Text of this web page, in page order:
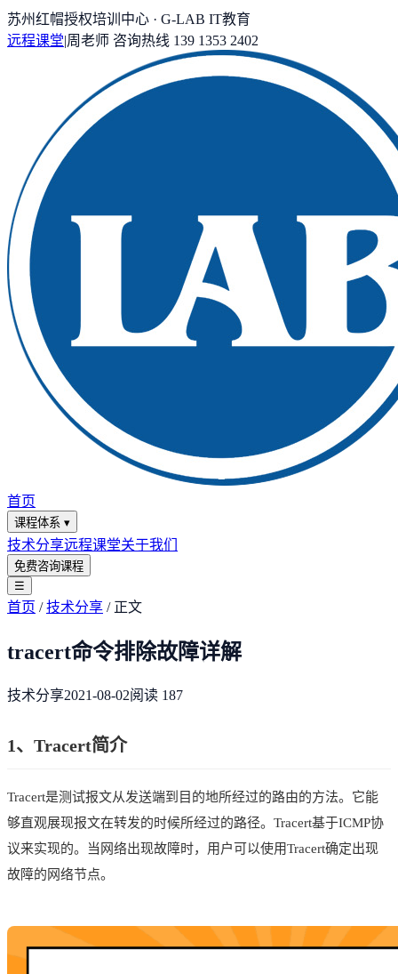
苏州红帽授权培训中心 · G-LAB IT教育
远程课堂|周老师 咨询热线 139 1353 2402
首页
课程体系 ▾
技术分享远程课堂关于我们
免费咨询课程
☰
首页 /技术分享 / 正文
tracert命令排除故障详解
技术分享2021-08-02阅读 187
1、Tracert简介
Tracert是测试报文从发送端到目的地所经过的路由的方法。它能
够直观展现报文在转发的时候所经过的路径。Tracert基于ICMP协
议来实现的。当网络出现故障时，用户可以使用Tracert确定出现
故障的网络节点。